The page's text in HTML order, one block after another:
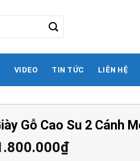
VIDEO TIN TỨC LIÊN HỆ
Gỗ Cao Su 2 Cánh
₫Giá